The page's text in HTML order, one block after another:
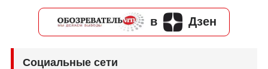
в Дзен
Социальные сети